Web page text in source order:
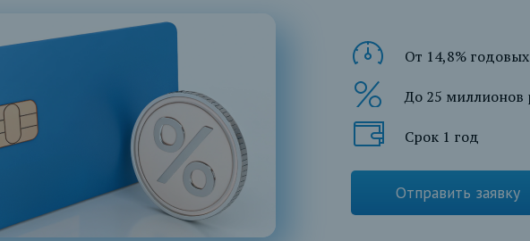
От 14,8% годовых
До 25 миллионов
Срок 1 год
Отправить заявку